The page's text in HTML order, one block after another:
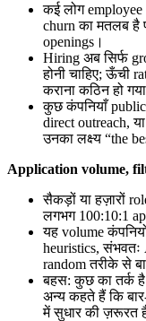
कई लोग
churn का मतलब है
openings।
Hiring अब सिर्फ
होनी चाहिए; ऊँची
कराना कठिन हो
कुछ कंपनियाँ public
direct outreach,
उनका लक्ष्य “the
Application volume,
सैकड़ों या हज़ारों
लगभग 100:10:1
यह volume
heuristics,
random तरीके से
बहस: कुछ का तर्क है
अन्य कहते हैं कि
में सुधार की ज़रूरत